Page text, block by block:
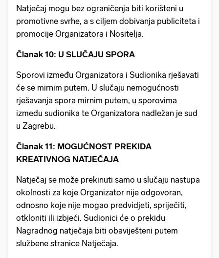
Natječaj mogu bez ograničenja biti korišteni u
promotivne svrhe, a s ciljem dobivanja publiciteta i
promocije Organizatora i Nositelja.
Članak 10: U SLUČAJU SPORA
Sporovi između Organizatora i Sudionika rješavati
će se mirnim putem. U slučaju nemogućnosti
rješavanja spora mirnim putem, u sporovima
između sudionika te Organizatora nadležan je sud
u Zagrebu.
Članak 11: MOGUĆNOST PREKIDA
KREATIVNOG NATJEČAJA
Natječaj se može prekinuti samo u slučaju nastupa
okolnosti za koje Organizator nije odgovoran,
odnosno koje nije mogao predvidjeti, spriječiti,
otkloniti ili izbjeći. Sudionici će o prekidu
Nagradnog natječaja biti obaviješteni putem
službene stranice Natječaja.